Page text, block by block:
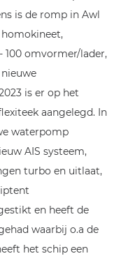
is de romp in Awl
homokineet,
100 omvormer/lader,
is er op het
aangelegd. In
waterpomp
AIS systeem,
turbo en uitlaat,
en heeft de
waarbij o.a de
het schip een